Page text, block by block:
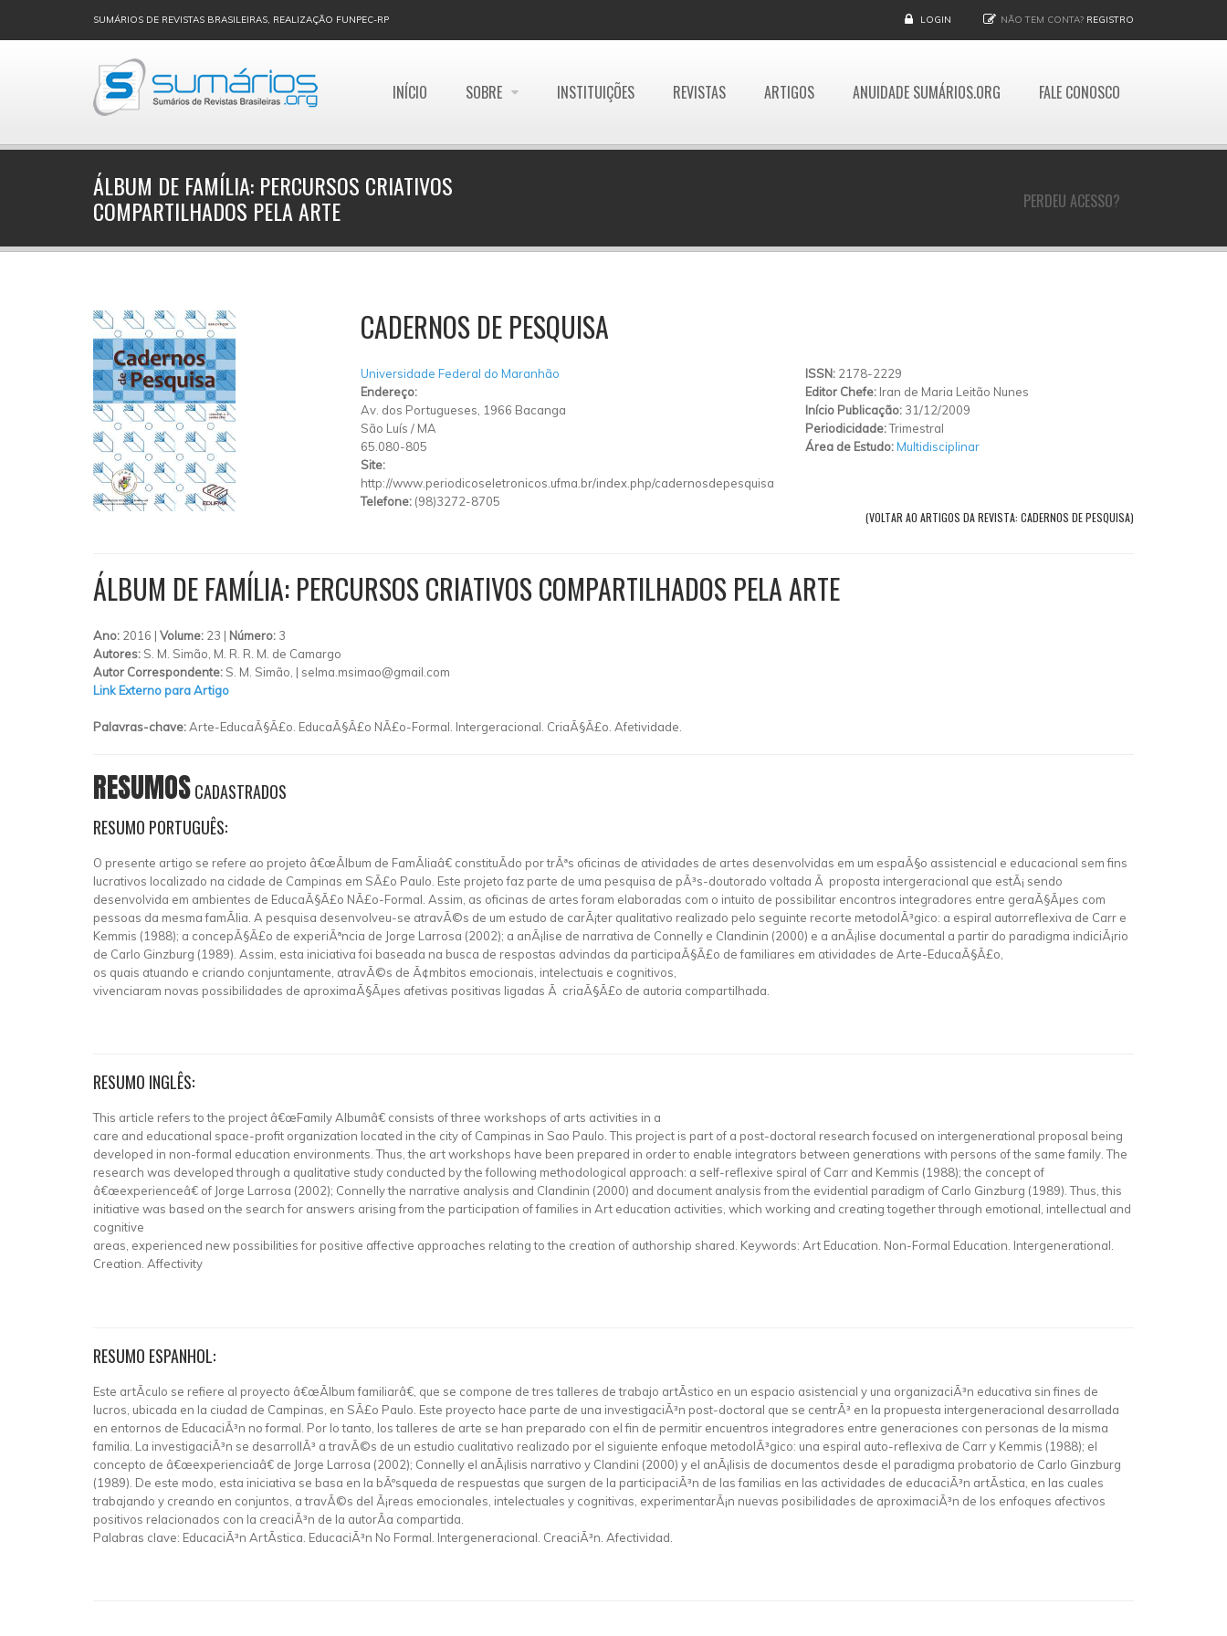
SUMÁRIOS DE REVISTAS BRASILEIRAS, REALIZAÇÃO FUNPEC-RP LOGIN NÃO TEM CONTA? REGISTRO
INÍCIO SOBRE INSTITUIÇÕES REVISTAS ARTIGOS ANUIDADE SUMÁRIOS.ORG FALE CONOSCO
PERDEU ACESSO?
ÁLBUM DE FAMÍLIA: PERCURSOS CRIATIVOS
COMPARTILHADOS PELA ARTE
CADERNOS DE PESQUISA
Universidade Federal do Maranhão
Endereço:
Av. dos Portugueses, 1966 Bacanga
São Luís / MA
65.080-805
Site:
http://www.periodicoseletronicos.ufma.br/index.php/cadernosdepesquisa
Telefone: (98)3272-8705
ISSN: 2178-2229
Editor Chefe: Iran de Maria Leitão Nunes
Início Publicação: 31/12/2009
Periodicidade:Trimestral
Área de Estudo:Multidisciplinar
(VOLTAR AO ARTIGOS DA REVISTA: CADERNOS DE PESQUISA)
ÁLBUM DE FAMÍLIA: PERCURSOS CRIATIVOS COMPARTILHADOS PELA ARTE
Ano: 2016 | Volume: 23 | Número: 3
Autores: S. M. Simão, M. R. R. M. de Camargo
Autor Correspondente: S. M. Simão, | selma.msimao@gmail.com
Link Externo para Artigo
Palavras-chave:Arte-EducaÃ§Ã£o. EducaÃ§Ã£o NÃ£o-Formal. Intergeracional. CriaÃ§Ã£o. Afetividade.
RESUMOSCADASTRADOS
RESUMO PORTUGUÊS:
O presente artigo se refere ao projeto â€œÃlbum de FamÃ­liaâ€ constituÃ­do por trÃªs oficinas de atividades de artes desenvolvidas em um espaÃ§o assistencial e educacional sem fins
lucrativos localizado na cidade de Campinas em SÃ£o Paulo. Este projeto faz parte de uma pesquisa de pÃ³s-doutorado voltada Ã proposta intergeracional que estÃ¡ sendo
desenvolvida em ambientes de EducaÃ§Ã£o NÃ£o-Formal. Assim, as oficinas de artes foram elaboradas com o intuito de possibilitar encontros integradores entre geraÃ§Ãµes com
pessoas da mesma famÃ­lia. A pesquisa desenvolveu-se atravÃ©s de um estudo de carÃ¡ter qualitativo realizado pelo seguinte recorte metodolÃ³gico: a espiral autorreflexiva de Carr e
Kemmis (1988); a concepÃ§Ã£o de experiÃªncia de Jorge Larrosa (2002); a anÃ¡lise de narrativa de Connelly e Clandinin (2000) e a anÃ¡lise documental a partir do paradigma indiciÃ¡rio
de Carlo Ginzburg (1989). Assim, esta iniciativa foi baseada na busca de respostas advindas da participaÃ§Ã£o de familiares em atividades de Arte-EducaÃ§Ã£o,
os quais atuando e criando conjuntamente, atravÃ©s de Ã¢mbitos emocionais, intelectuais e cognitivos,
vivenciaram novas possibilidades de aproximaÃ§Ãµes afetivas positivas ligadas Ã criaÃ§Ã£o de autoria compartilhada.
RESUMO INGLÊS:
This article refers to the project â€œFamily Albumâ€ consists of three workshops of arts activities in a
care and educational space-profit organization located in the city of Campinas in Sao Paulo. This project is part of a post-doctoral research focused on intergenerational proposal being
developed in non-formal education environments. Thus, the art workshops have been prepared in order to enable integrators between generations with persons of the same family. The
research was developed through a qualitative study conducted by the following methodological approach: a self-reflexive spiral of Carr and Kemmis (1988); the concept of
â€œexperienceâ€ of Jorge Larrosa (2002); Connelly the narrative analysis and Clandinin (2000) and document analysis from the evidential paradigm of Carlo Ginzburg (1989). Thus, this
initiative was based on the search for answers arising from the participation of families in Art education activities, which working and creating together through emotional, intellectual and
cognitive
areas, experienced new possibilities for positive affective approaches relating to the creation of authorship shared. Keywords: Art Education. Non-Formal Education. Intergenerational.
Creation. Affectivity
RESUMO ESPANHOL:
Este artÃ­culo se refiere al proyecto â€œÃlbum familiarâ€, que se compone de tres talleres de trabajo artÃ­stico en un espacio asistencial y una organizaciÃ³n educativa sin fines de
lucros, ubicada en la ciudad de Campinas, en SÃ£o Paulo. Este proyecto hace parte de una investigaciÃ³n post-doctoral que se centrÃ³ en la propuesta intergeneracional desarrollada
en entornos de EducaciÃ³n no formal. Por lo tanto, los talleres de arte se han preparado con el fin de permitir encuentros integradores entre generaciones con personas de la misma
familia. La investigaciÃ³n se desarrollÃ³ a travÃ©s de un estudio cualitativo realizado por el siguiente enfoque metodolÃ³gico: una espiral auto-reflexiva de Carr y Kemmis (1988); el
concepto de â€œexperienciaâ€ de Jorge Larrosa (2002); Connelly el anÃ¡lisis narrativo y Clandini (2000) y el anÃ¡lisis de documentos desde el paradigma probatorio de Carlo Ginzburg
(1989). De este modo, esta iniciativa se basa en la bÃºsqueda de respuestas que surgen de la participaciÃ³n de las familias en las actividades de educaciÃ³n artÃ­stica, en las cuales
trabajando y creando en conjuntos, a travÃ©s del Ã¡reas emocionales, intelectuales y cognitivas, experimentarÃ¡n nuevas posibilidades de aproximaciÃ³n de los enfoques afectivos
positivos relacionados con la creaciÃ³n de la autorÃ­a compartida.
Palabras clave: EducaciÃ³n ArtÃ­stica. EducaciÃ³n No Formal. Intergeneracional. CreaciÃ³n. Afectividad.